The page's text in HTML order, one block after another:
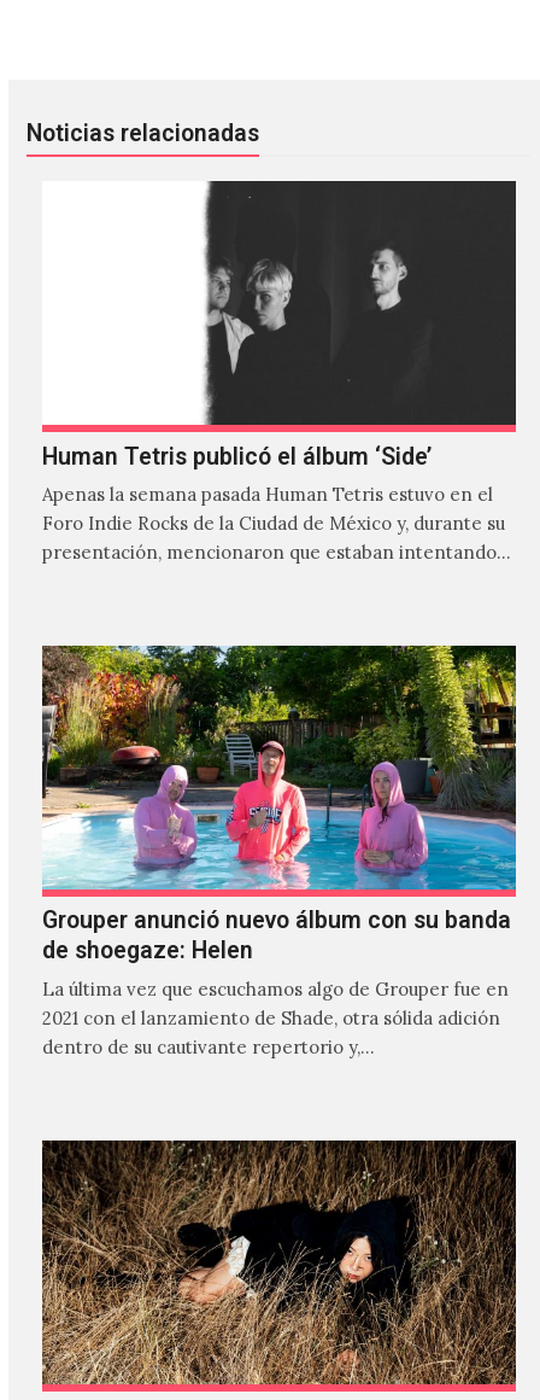
Noticias relacionadas
Human Tetris publicó el álbum ‘Side’
Apenas la semana pasada Human Tetris estuvo en el
Foro Indie Rocks de la Ciudad de México y, durante su
presentación, mencionaron que estaban intentando…
Grouper anunció nuevo álbum con su banda
de shoegaze: Helen
La última vez que escuchamos algo de Grouper fue en
2021 con el lanzamiento de Shade, otra sólida adición
dentro de su cautivante repertorio y,…